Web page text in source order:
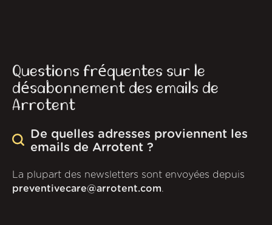
Questions fréquentes sur le
désabonnement des emails de
Arrotent
De quelles adresses proviennent les
emails de Arrotent ?
La plupart des newsletters sont envoyées depuis
preventivecare@arrotent.com.